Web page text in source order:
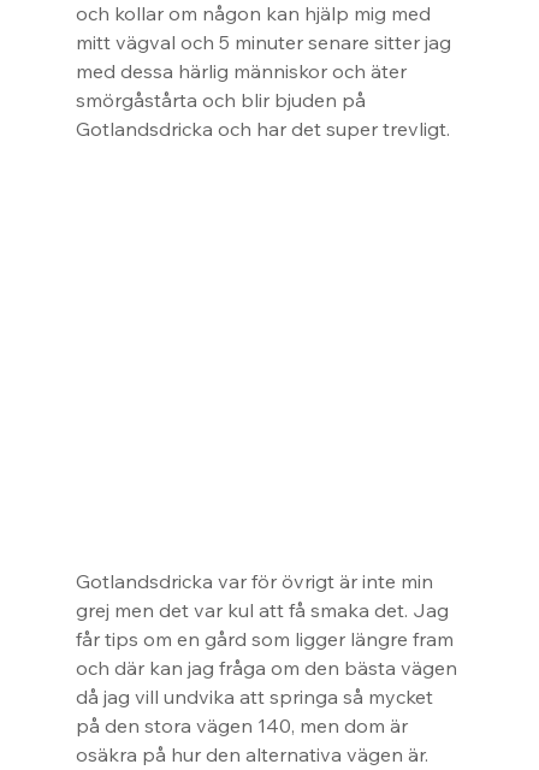
och kollar om någon kan hjälp mig med
mitt vägval och 5 minuter senare sitter jag
med dessa härlig människor och äter
smörgåstårta och blir bjuden på
Gotlandsdricka och har det super trevligt.
Gotlandsdricka var för övrigt är inte min
grej men det var kul att få smaka det. Jag
får tips om en gård som ligger längre fram
och där kan jag fråga om den bästa vägen
då jag vill undvika att springa så mycket
på den stora vägen 140, men dom är
osäkra på hur den alternativa vägen är.